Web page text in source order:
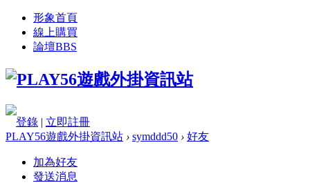
形象首頁
線上購買
論壇BBS
登錄 | 立即註冊
PLAY56遊戲外掛資訊站 › symddd50 › 好友
加為好友
發送消息